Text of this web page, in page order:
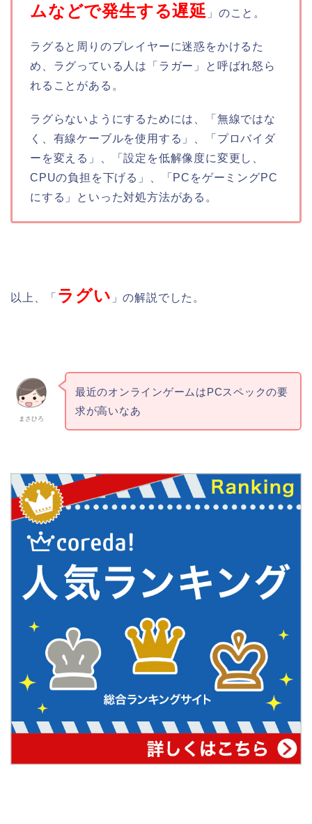
ムなどで発生する遅延 」のこと。
ラグると周りのプレイヤーに迷惑をかけるた
め、ラグっている人は「ラガー」と呼ばれ怒ら
れることがある。
ラグらないようにするためには、「無線ではな
く、有線ケーブルを使用する」、「プロバイダ
ーを変える」、「設定を低解像度に変更し、
CPUの負担を下げる」、「PCをゲーミングPC
にする」といった対処方法がある。
以上、「 ラグい 」の解説でした。
まさひろ
最近のオンラインゲームはPCスペックの要
求が高いなあ